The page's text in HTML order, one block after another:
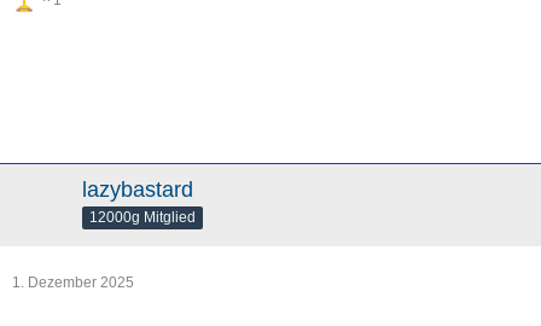
lazybastard
12000g Mitglied
1. Dezember 2025